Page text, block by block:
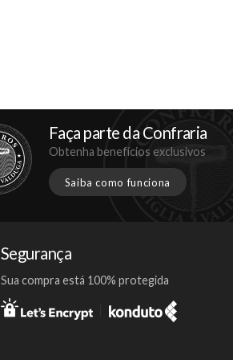
Faça parte da Confraria
Obtenha benefícios exclusivos
Saiba como funciona
Segurança
Sua compra está 100% protegida